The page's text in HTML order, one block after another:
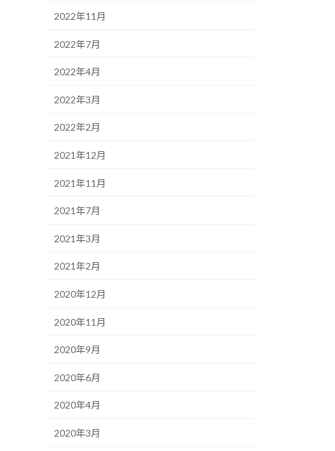
2022年11月
2022年7月
2022年4月
2022年3月
2022年2月
2021年12月
2021年11月
2021年7月
2021年3月
2021年2月
2020年12月
2020年11月
2020年9月
2020年6月
2020年4月
2020年3月